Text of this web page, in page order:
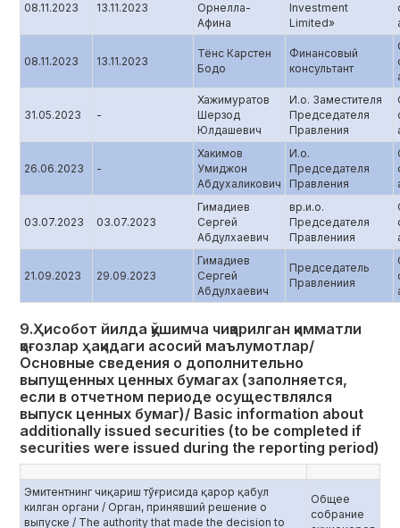
08.11.2023 13.11.2023
Орнелла-
Афина
Investment
Limited»
08.11.2023 13.11.2023
Тёнс Карстен
Бодо
Финансовый
консультант
31.05.2023 -
Хажимуратов
Шерзод
Юлдашевич
И.о. Заместителя
Председателя
Правления
26.06.2023 -
Хакимов
Умиджон
Абдухаликович
И.о.
Председателя
Правления
03.07.2023 03.07.2023
Гимадиев
Сергей
Абдулхаевич
вр.и.о.
Председателя
Правлениия
21.09.2023 29.09.2023
Гимадиев
Сергей
Абдулхаевич
Председатель
Правлениия
9.Ҳисобот йилда қўшимча чиқарилган қимматли
қоғозлар ҳақидаги асосий маълумотлар/
Основные сведения о дополнительно
выпущенных ценных бумагах (заполняется,
если в отчетном периоде осуществлялся
выпуск ценных бумаг)/ Basic information about
additionally issued securities (to be completed if
securities were issued during the reporting period)
Эмитентнинг чиқариш тўғрисида қарор қабул
килган органи / Орган, принявший решение о
выпуске / The authority that made the decision to
Общее
собрание